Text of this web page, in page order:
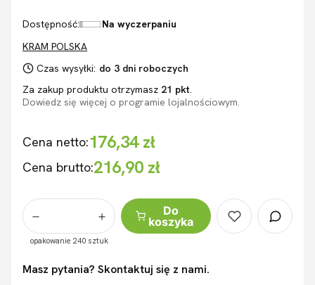
Dostępność:
Na wyczerpaniu
KRAM POLSKA
Czas wysyłki: do 3 dni roboczych
Za zakup produktu otrzymasz 21 pkt.
Dowiedz się więcej o programie lojalnościowym.
Cena netto:176,34 zł
Cena brutto:216,90 zł
opakowanie 240 sztuk
Do
koszyka
Masz pytania? Skontaktuj się z nami.